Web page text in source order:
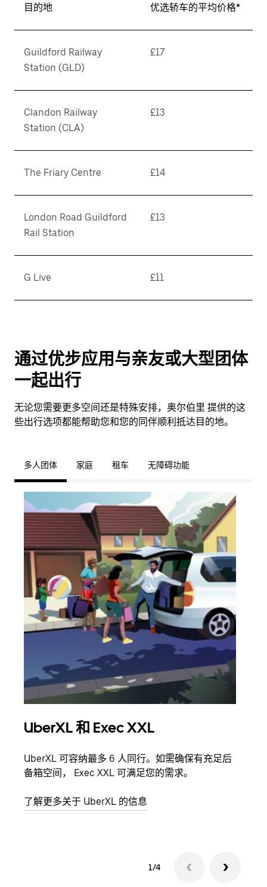
目的地 优选轿车的平均价格*
Guildford Railway
Station (GLD)
£17
Clandon Railway
Station (CLA)
£13
The Friary Centre £14
London Road Guildford
Rail Station
£13
G Live £11
通过优步应用与亲友或大型团体
一起出行
无论您需要更多空间还是特殊安排，奥尔伯里 提供的这
些出行选项都能帮助您和您的同伴顺利抵达目的地。
多人团体 家庭 租车 无障碍功能
UberXL 和 Exec XXL
UberXL 可容纳最多 6 人同行。如需确保有充足后
备箱空间， Exec XXL 可满足您的需求。
了解更多关于 UberXL 的信息
1/4